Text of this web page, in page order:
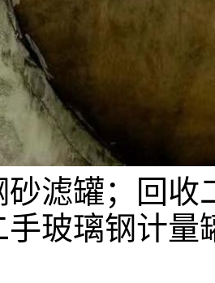
砂滤罐；回
手玻璃钢计